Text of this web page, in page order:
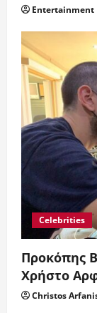
Entertainment
Celebrities
Προκόπης
Χρήστο
Christos